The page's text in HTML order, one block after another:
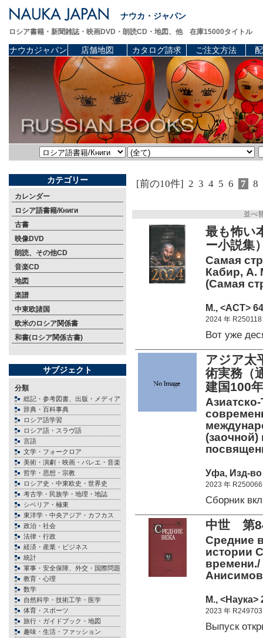
ナウカ・ジャパン
ロシア書籍・新聞雑誌・映画DVD・朗読CD・地図、他 在庫15000タイトル
ナウカジャパン 店舗地図 カタログ請求 ご注文方法
カテゴリー
カレンダー
ロシア語書籍/Книги
古書
映像DVD
朗読、その他CD
音楽CD
地図
楽譜
中東欧諸国
欧米のロシア関係書
和書(ロシア関係古書)
サブジェクト
分類
総記・参考図書、出版・メディア
辞典・百科事典
ロシア語学習
ロシア語・スラヴ語
言語
文学・フォークロア
美術・演劇・映画・バレエ・音楽
哲学・思想・宗教
ロシア史・中東欧史・世界史
考古学・民族学・地理・地誌
シベリア・極東
東洋学・中央アジア・カフカス
政治・社会
法律・行政
経済・産業・ビジネス
統計
軍事・安全保障、外交・国際問題
教育・心理
数学
自然科学・技術工学・医学
体育・スポーツ
旅行・ガイドブック・地図
趣味・生活・ファッション
[前の10件] 2 3 4 5 6 7 8
並べ
最も怖い
ー小説集
Самая
Кабир, А.
(Самая
М., <АСТ>
2024 年 R250118
Вот уже
アジア太
術実務（
建国100
Уфа, Изд-во
2023 年 R250066
Сборник
中世 第
Средние
истории
М., <Наука>
2023 年 R249703
Выпуск